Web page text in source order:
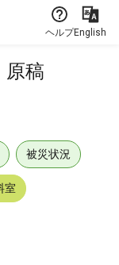
ヘルプEnglish
稿
被災状況
室